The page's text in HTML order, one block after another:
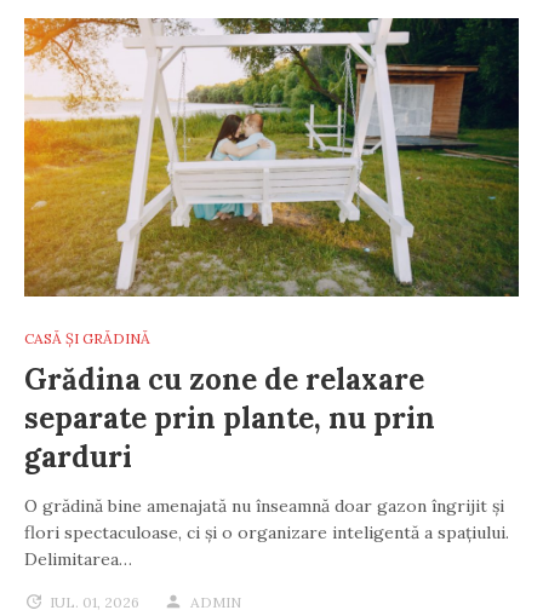
CASĂ ȘI GRĂDINĂ
Grădina cu zone de relaxare
separate prin plante, nu prin
garduri
O grădină bine amenajată nu înseamnă doar gazon îngrijit și
flori spectaculoase, ci și o organizare inteligentă a spațiului.
Delimitarea…
IUL. 01, 2026 ADMIN